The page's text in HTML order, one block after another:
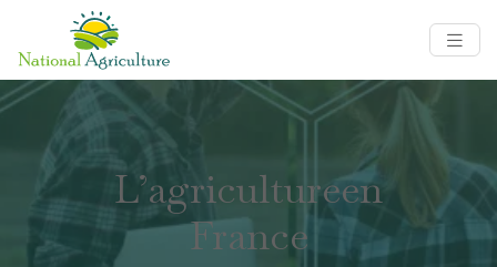
L’agricultureen
France